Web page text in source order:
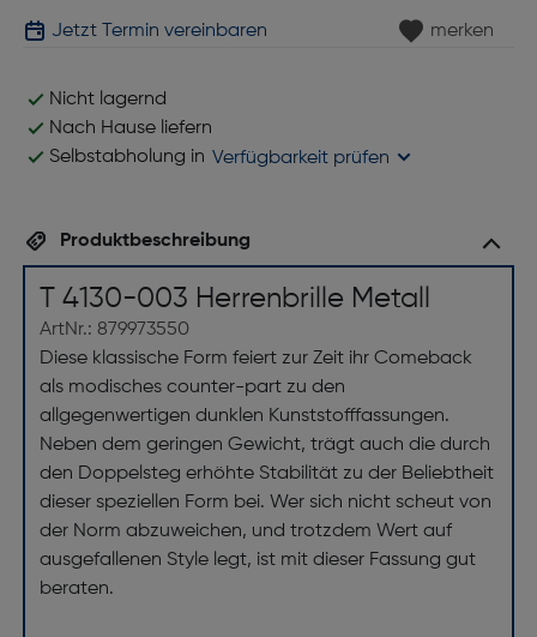
Jetzt Termin vereinbaren merken
Nicht lagernd
Nach Hause liefern
Selbstabholung in Verfügbarkeit prüfen
Produktbeschreibung
T 4130-003 Herrenbrille Metall
ArtNr.: 879973550
Diese klassische Form feiert zur Zeit ihr Comeback
als modisches counter-part zu den
allgegenwertigen dunklen Kunststofffassungen.
Neben dem geringen Gewicht, trägt auch die durch
den Doppelsteg erhöhte Stabilität zu der Beliebtheit
dieser speziellen Form bei. Wer sich nicht scheut von
der Norm abzuweichen, und trotzdem Wert auf
ausgefallenen Style legt, ist mit dieser Fassung gut
beraten.